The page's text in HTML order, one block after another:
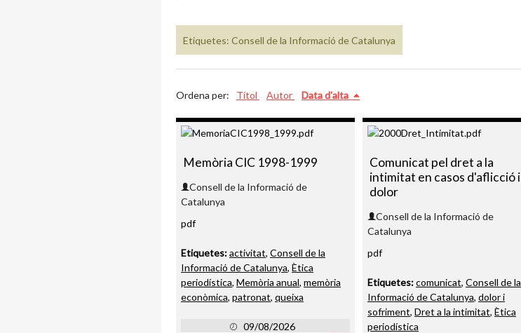
Etiquetes: Consell de la Informació de Catalunya
Ordena per: Títol Autor Data d'alta
Memòria CIC 1998-1999
Consell de la Informació de
Catalunya
pdf
Etiquetes:activitat, Consell de la
Informació de Catalunya, Ètica
periodística, Memòria anual, memòria
econòmica, patronat, queixa
09/08/2026
Comunicat pel dret a la
intimitat en casos d'aflicció i
dolor
Consell de la Informació de
Catalunya
pdf
Etiquetes:comunicat, Consell de la
Informació de Catalunya, dolor i
sofriment, Dret a la intimitat, Ètica
periodística